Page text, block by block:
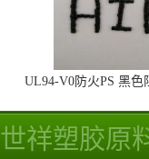
UL94-V0防火PS 黑
线